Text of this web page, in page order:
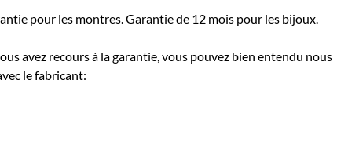
pour les montres. Garantie de 12 mois pour les bijoux.
avez recours à la garantie, vous pouvez bien entendu nous
le fabricant: